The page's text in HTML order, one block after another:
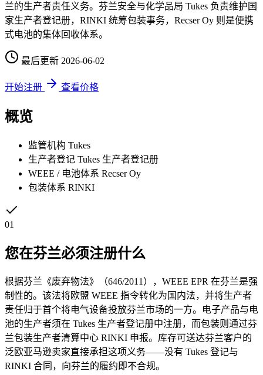
兰的生产者责任义务。芬兰安全与化学品局 Tukes 负责维护国
家生产者登记册，RINKI 统筹包装事务，Recser Oy 则是便携
式电池的集体回收体系。
最后更新 2026-06-02
开始注册 查看价格
概览
监管机构 Tukes
生产者登记 Tukes 生产者登记册
WEEE / 电池体系 Recser Oy
包装体系 RINKI
01
您在芬兰必须注册什么
根据芬兰《废弃物法》（646/2011），WEEE EPR 在芬兰是强
制性的。该法将欧盟 WEEE 指令转化为国内法，并将生产者
责任归于首个将电气设备投放芬兰市场的一方。电子产品与电
池的生产者须在 Tukes 生产者登记册中注册，而包装则通过芬
兰包装生产者清算中心 RINKI 申报。库存可送达芬兰客户的
泛欧亚马逊卖家直接承担这项义务——没有 Tukes 登记与
RINKI 合同，向芬兰的履约即不合规。